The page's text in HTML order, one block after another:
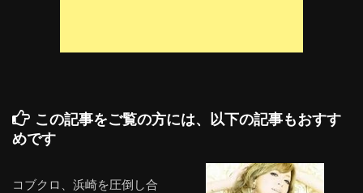
この記事をご覧の方には、以下の記事もおすす
めです
コブクロ、浜崎を圧倒し合